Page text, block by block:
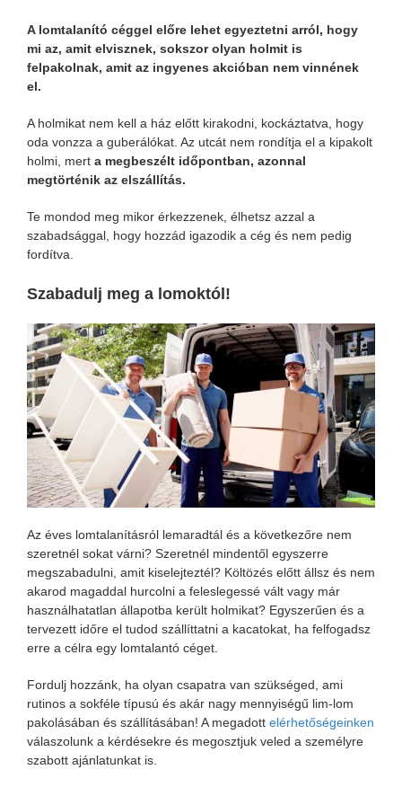
A lomtalanító céggel előre lehet egyeztetni arról, hogy
mi az, amit elvisznek, sokszor olyan holmit is
felpakolnak, amit az ingyenes akcióban nem vinnének
el.
A holmikat nem kell a ház előtt kirakodni, kockáztatva, hogy
oda vonzza a guberálókat. Az utcát nem rondítja el a kipakolt
holmi, mert a megbeszélt időpontban, azonnal
megtörténik az elszállítás.
Te mondod meg mikor érkezzenek, élhetsz azzal a
szabadsággal, hogy hozzád igazodik a cég és nem pedig
fordítva.
Szabadulj meg a lomoktól!
Az éves lomtalanításról lemaradtál és a következőre nem
szeretnél sokat várni? Szeretnél mindentől egyszerre
megszabadulni, amit kiselejteztél? Költözés előtt állsz és nem
akarod magaddal hurcolni a feleslegessé vált vagy már
használhatatlan állapotba került holmikat? Egyszerűen és a
tervezett időre el tudod szállíttatni a kacatokat, ha felfogadsz
erre a célra egy lomtalantó céget.
Fordulj hozzánk, ha olyan csapatra van szükséged, ami
rutinos a sokféle típusú és akár nagy mennyiségű lim-lom
pakolásában és szállításában! A megadott elérhetőségeinken
válaszolunk a kérdésekre és megosztjuk veled a személyre
szabott ajánlatunkat is.